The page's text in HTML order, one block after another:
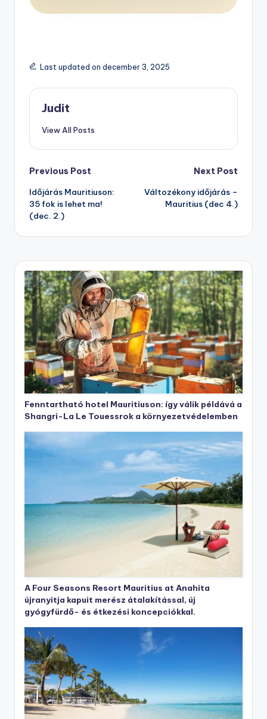
Last updated on december 3, 2025
Judit
View All Posts
Post
navigation
Previous Post
Időjárás Mauritiuson:
35 fok is lehet ma!
(dec. 2.)
Next Post
Változékony időjárás –
Mauritius (dec 4.)
Fenntartható hotel Mauritiuson: így válik példává a
Shangri-La Le Touessrok a környezetvédelemben
A Four Seasons Resort Mauritius at Anahita
újranyitja kapuit merész átalakítással, új
gyógyfürdő- és étkezési koncepciókkal.